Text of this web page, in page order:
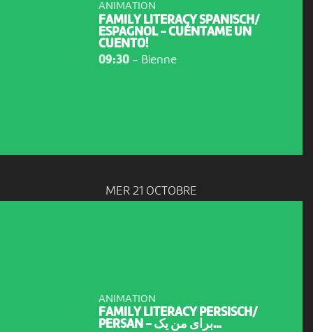
ANIMATION
FAMILY LITERACY SPANISCH/
ESPAGNOL - CUÉNTAME UN
CUENTO!
09:30- Bienne
MER 21 OCTOBRE
ANIMATION
FAMILY LITERACY PERSISCH/
PERSAN - برای من یک...